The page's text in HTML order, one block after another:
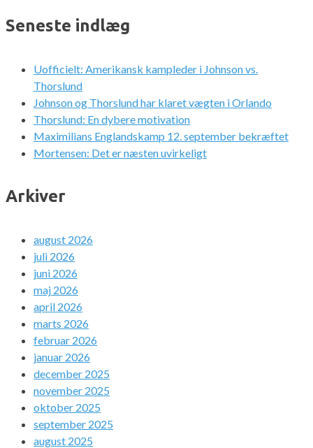
Seneste indlæg
Uofficielt: Amerikansk kampleder i Johnson vs.
Thorslund
Johnson og Thorslund har klaret vægten i Orlando
Thorslund: En dybere motivation
Maximilians Englandskamp 12. september bekræftet
Mortensen: Det er næsten uvirkeligt
Arkiver
august 2026
juli 2026
juni 2026
maj 2026
april 2026
marts 2026
februar 2026
januar 2026
december 2025
november 2025
oktober 2025
september 2025
august 2025